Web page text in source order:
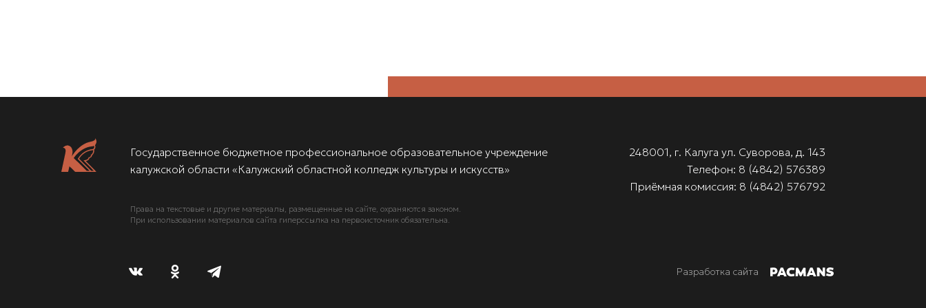
Государственное бюджетное профессиональное образовательное учреждение
калужской области «Калужский областной колледж культуры и искусств»
Права на текстовые и другие материалы, размещенные на сайте, охраняются законом.
При использовании материалов сайта гиперссылка на первоисточник обязательна.
248001, г. Калуга ул. Суворова, д. 143
Телефон: 8 (4842) 576389
Приёмная комиссия: 8 (4842) 576792
Разработка сайта